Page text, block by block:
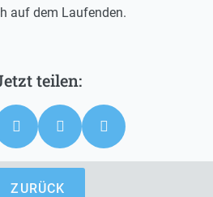
auf dem Laufenden.
ZURÜCK